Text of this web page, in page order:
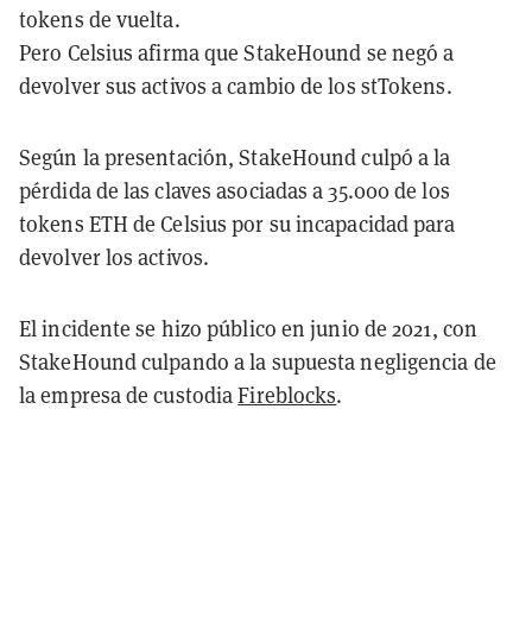
tokens de vuelta.
Pero Celsius afirma que StakeHound se negó a
devolver sus activos a cambio de los stTokens.
Según la presentación, StakeHound culpó a la
pérdida de las claves asociadas a 35.000 de los
tokens ETH de Celsius por su incapacidad para
devolver los activos.
El incidente se hizo público en junio de 2021, con
StakeHound culpando a la supuesta negligencia de
la empresa de custodiaFireblocks.